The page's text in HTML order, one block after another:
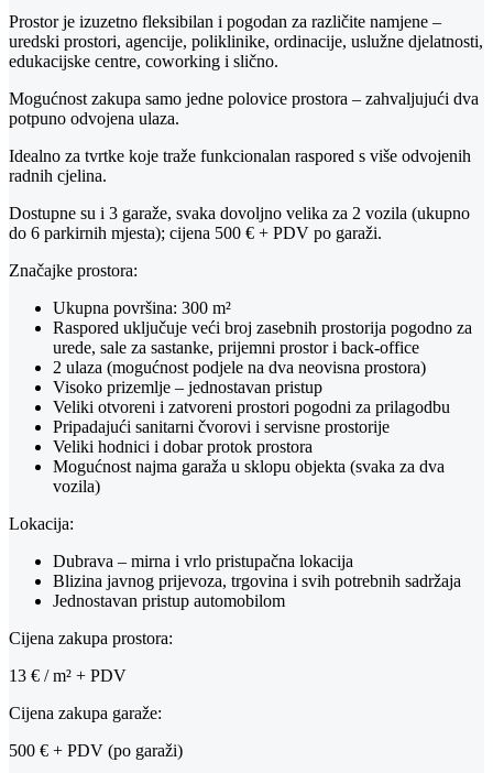
Prostor je izuzetno fleksibilan i pogodan za različite namjene –
uredski prostori, agencije, poliklinike, ordinacije, uslužne djelatnosti,
edukacijske centre, coworking i slično.
Mogućnost zakupa samo jedne polovice prostora – zahvaljujući dva
potpuno odvojena ulaza.
Idealno za tvrtke koje traže funkcionalan raspored s više odvojenih
radnih cjelina.
Dostupne su i 3 garaže, svaka dovoljno velika za 2 vozila (ukupno
do 6 parkirnih mjesta); cijena 500 € + PDV po garaži.
Značajke prostora:
Ukupna površina: 300 m²
Raspored uključuje veći broj zasebnih prostorija pogodno za
urede, sale za sastanke, prijemni prostor i back-office
2 ulaza (mogućnost podjele na dva neovisna prostora)
Visoko prizemlje – jednostavan pristup
Veliki otvoreni i zatvoreni prostori pogodni za prilagodbu
Pripadajući sanitarni čvorovi i servisne prostorije
Veliki hodnici i dobar protok prostora
Mogućnost najma garaža u sklopu objekta (svaka za dva
vozila)
Lokacija:
Dubrava – mirna i vrlo pristupačna lokacija
Blizina javnog prijevoza, trgovina i svih potrebnih sadržaja
Jednostavan pristup automobilom
Cijena zakupa prostora:
13 € / m² + PDV
Cijena zakupa garaže:
500 € + PDV (po garaži)